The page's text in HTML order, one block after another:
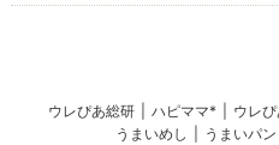
ウレぴあ総研 ハピママ* ウレ
うまいめし
うまいパン